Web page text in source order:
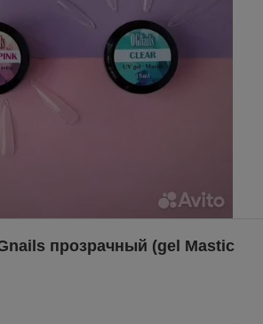
прозрачный (gel Mastic